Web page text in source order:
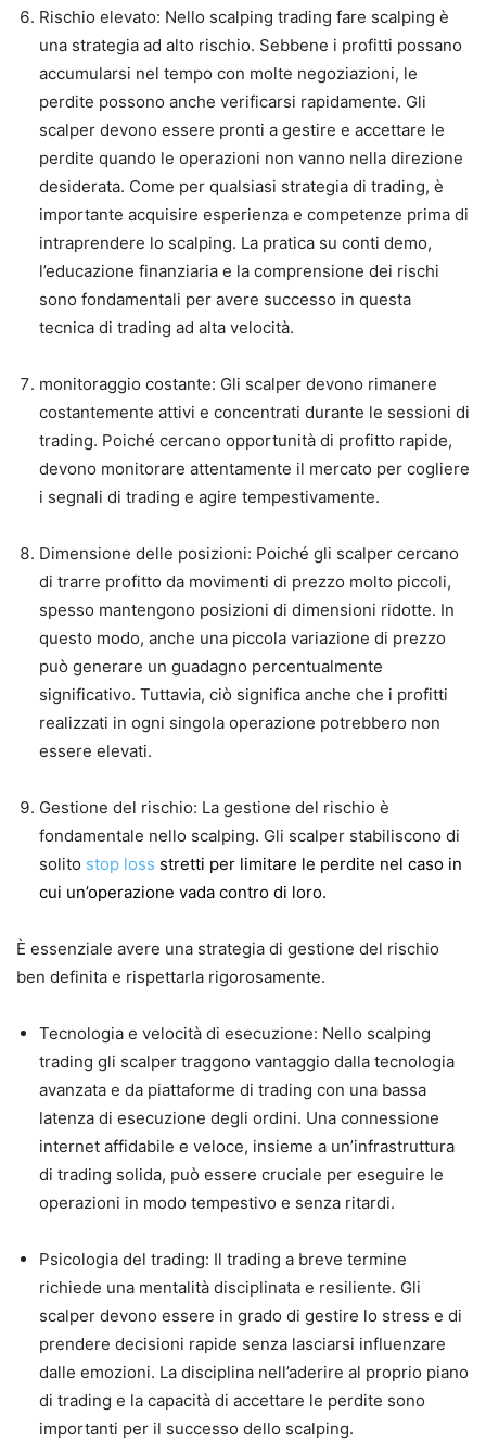
Rischio elevato: Nello scalping trading fare scalping è
una strategia ad alto rischio. Sebbene i profitti possano
accumularsi nel tempo con molte negoziazioni, le
perdite possono anche verificarsi rapidamente. Gli
scalper devono essere pronti a gestire e accettare le
perdite quando le operazioni non vanno nella direzione
desiderata. Come per qualsiasi strategia di trading, è
importante acquisire esperienza e competenze prima di
intraprendere lo scalping. La pratica su conti demo,
l’educazione finanziaria e la comprensione dei rischi
sono fondamentali per avere successo in questa
tecnica di trading ad alta velocità.
monitoraggio costante: Gli scalper devono rimanere
costantemente attivi e concentrati durante le sessioni di
trading. Poiché cercano opportunità di profitto rapide,
devono monitorare attentamente il mercato per cogliere
i segnali di trading e agire tempestivamente.
Dimensione delle posizioni: Poiché gli scalper cercano
di trarre profitto da movimenti di prezzo molto piccoli,
spesso mantengono posizioni di dimensioni ridotte. In
questo modo, anche una piccola variazione di prezzo
può generare un guadagno percentualmente
significativo. Tuttavia, ciò significa anche che i profitti
realizzati in ogni singola operazione potrebbero non
essere elevati.
Gestione del rischio: La gestione del rischio è
fondamentale nello scalping. Gli scalper stabiliscono di
solito stop loss stretti per limitare le perdite nel caso in
cui un’operazione vada contro di loro.
È essenziale avere una strategia di gestione del rischio
ben definita e rispettarla rigorosamente.
Tecnologia e velocità di esecuzione: Nello scalping
trading gli scalper traggono vantaggio dalla tecnologia
avanzata e da piattaforme di trading con una bassa
latenza di esecuzione degli ordini. Una connessione
internet affidabile e veloce, insieme a un’infrastruttura
di trading solida, può essere cruciale per eseguire le
operazioni in modo tempestivo e senza ritardi.
Psicologia del trading: Il trading a breve termine
richiede una mentalità disciplinata e resiliente. Gli
scalper devono essere in grado di gestire lo stress e di
prendere decisioni rapide senza lasciarsi influenzare
dalle emozioni. La disciplina nell’aderire al proprio piano
di trading e la capacità di accettare le perdite sono
importanti per il successo dello scalping.